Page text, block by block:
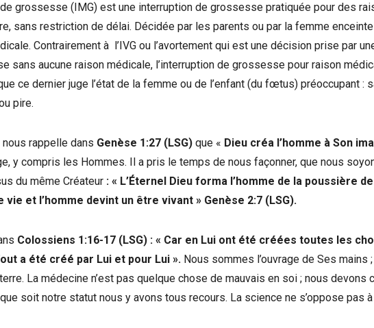
grossesse (IMG) est une interruption de grossesse pratiquée pour des
sans restriction de délai. Décidée par les parents ou par la femme
Contrairement à l’IVG ou l’avortement qui est une décision prise par
sans aucune raison médicale, l’interruption de grossesse pour raison
ce dernier juge l’état de la femme ou de l’enfant (du fœtus) préoccupant :
pire.
rappelle dans Genèse 1:27 (LSG) que « Dieu créa l’homme à Son
y compris les Hommes. Il a pris le temps de nous façonner, que nous
du même Créateur : « L’Éternel Dieu forma l’homme de la poussière
vie et l’homme devint un être vivant » Genèse 2:7 (LSG).
Colossiens 1:16-17 (LSG) : « Car en Lui ont été créées toutes les
a été créé par Lui et pour Lui ». Nous sommes l’ouvrage de Ses mains
La médecine n’est pas quelque chose de mauvais en soi ; nous devons
soit notre statut nous y avons tous recours. La science ne s’oppose pas